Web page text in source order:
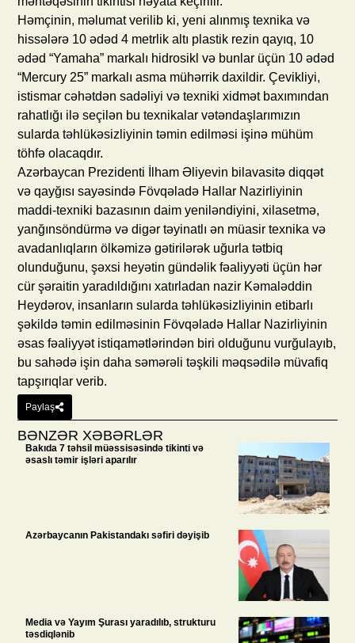
Həmçinin, məlumat verilib ki, yeni alınmış texnika və
hissələrə 10 ədəd 4 metrlik altı plastik rezin qayıq, 10
ədəd “Yamaha” markalı hidrosikl və bunlar üçün 10 ədəd
“Mercury 25” markalı asma mühərrik daxildir. Çevikliyi,
istismar cəhətdən sadəliyi və texniki xidmət baxımından
rahatlığı ilə seçilən bu texnikalar vətəndaşlarımızın
sularda təhlükəsizliyinin təmin edilməsi işinə mühüm
töhfə olacaqdır.
Azərbaycan Prezidenti İlham Əliyevin bilavasitə diqqət
və qayğısı sayəsində Fövqəladə Hallar Nazirliyinin
maddi-texniki bazasının daim yeniləndiyini, xilasetmə,
yanğınsöndürmə və digər təyinatlı ən müasir texnika və
avadanlıqların ölkəmizə gətirilərək uğurla tətbiq
olunduğunu, şəxsi heyətin gündəlik fəaliyyəti üçün hər
cür şəraitin yaradıldığını xatırladan nazir Kəmaləddin
Heydərov, insanların sularda təhlükəsizliyinin etibarlı
şəkildə təmin edilməsinin Fövqəladə Hallar Nazirliyinin
əsas fəaliyyət istiqamətlərindən biri olduğunu vurğulayıb,
bu sahədə işin daha səmərəli təşkili məqsədilə müvafiq
tapşırıqlar verib.
Paylaş
BƏNZƏR XƏBƏRLƏR
Bakıda 7 təhsil müəssisəsində tikinti və
əsaslı təmir işləri aparılır
Azərbaycanın Pakistandakı səfiri dəyişib
Media və Yayım Şurası yaradılıb, strukturu
təsdiqlənib